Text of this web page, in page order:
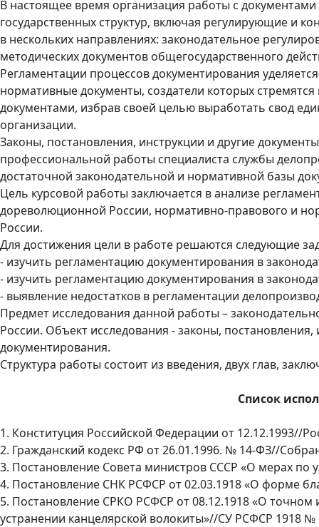
В настоящее время организация работы с
государственных структур, включая регулирующие и
в нескольких направлениях: законодательное
методических документов общегосударственного
Регламентации процессов документирования
нормативные документы, создатели которых
документами, избрав своей целью выработать свод
организации.
Законы, постановления, инструкции и другие
профессиональной работы специалиста службы
достаточной законодательной и нормативной базы
Цель курсовой работы заключается в анализе
дореволюционной России, нормативно-правового и
России.
Для достижения цели в работе решаются следующие
- изучить регламентацию документирования в
- изучить регламентацию документирования в
- выявление недостатков в регламентации
Предмет исследования данной работы –
России. Объект исследования - законы,
документирования.
Структура работы состоит из введения, двух глав,
Список
1. Конституция Российской Федерации от 12.12.1993//
2. Гражданский кодекс РФ от 26.01.1996. № 14-ФЗ//
3. Постановление Совета министров СССР «О мерах по
4. Постановление СНК РСФСР от 02.03.1918 «О форме
5. Постановление СРКО РСФСР от 08.12.1918 «О
устранении канцелярской волокиты»//СУ РСФСР 1918 №